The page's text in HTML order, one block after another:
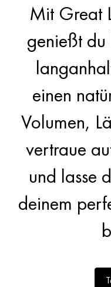
Mit Great
genießt
einen
Volumen,
vertraue
und lasse
deinem